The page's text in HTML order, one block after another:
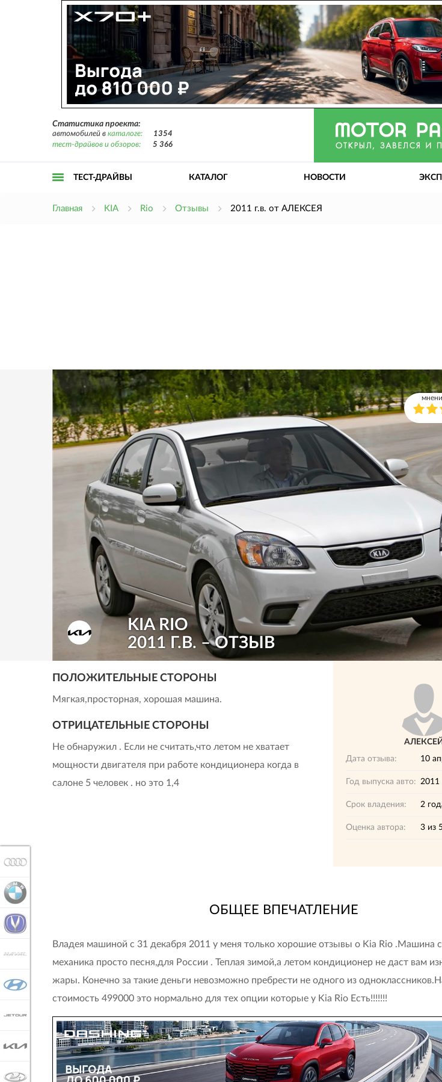
Статистика проекта:
автомобилей в каталоге:
1354
тест-драйвов и обзоров:
5 366
ТЕСТ-ДРАЙВЫ КАТАЛОГ НОВОСТИ
Главная KIA Rio Отзывы 2011 г.в. от АЛЕКСЕЯ
KIA RIO
2011 Г.В. – ОТЗЫВ
ПОЛОЖИТЕЛЬНЫЕ СТОРОНЫ
Мягкая,просторная, хорошая машина.
ОТРИЦАТЕЛЬНЫЕ СТОРОНЫ
Не обнаружил . Если не считать,что летом не хватает
мощности двигателя при работе кондиционера когда в
салоне 5 человек . но это 1,4
АЛЕКСЕЙ
Дата отзыва: 10
Год выпуска авто: 2011
Срок владения: 2
Оценка автора: 3из
ОБЩЕЕ ВПЕЧАТЛЕНИЕ
Владея машиной с 31 декабря 2011 у меня только хорошие отзывы о Kia Rio .Машина
механика просто песня,для России . Теплая зимой,а летом кондиционер не даст вам
жары. Конечно за такие деньги невозможно пребрести не одного из
стоимость 499000 это нормально для тех опции которые у Kia Rio Есть!!!!!!!
HYUNDAI
JETOUR